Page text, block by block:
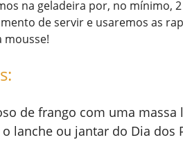
na geladeira por, no mínimo,
de servir e usaremos as
mousse!
de frango com uma massa
lanche ou jantar do Dia dos